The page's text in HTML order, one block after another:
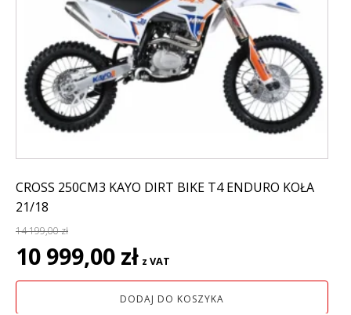
CROSS 250CM3 KAYO DIRT BIKE T4 ENDURO KOŁA
21/18
14 199,00zł
Pierwotna
cena
wynosiła:
10 999,00 zł cena
wynosi:
10
z VAT
DODAJ DO KOSZYKA